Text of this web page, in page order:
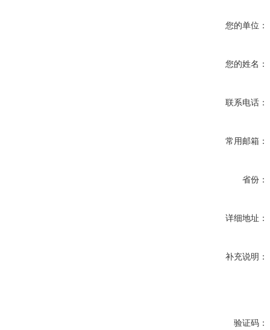
您的单位：
您的姓名：
联系电话：
常用邮箱：
省份：
详细地址：
补充说明：
验证码：